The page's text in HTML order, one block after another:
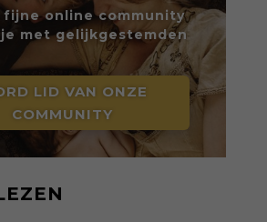
fijne online community
met gelijkgestemden
LID VAN ONZE
COMMUNITY